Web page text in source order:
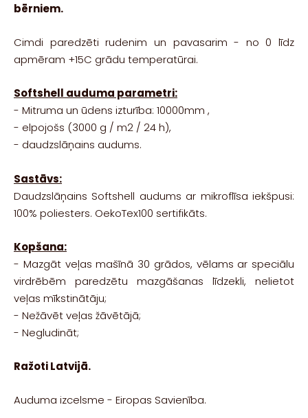
bērniem.
Cimdi paredzēti rudenim un pavasarim - no 0 līdz
apmēram +15C grādu temperatūrai.
Softshell auduma parametri:
- Mitruma un ūdens izturība: 10000mm ,
- elpojošs (3000 g / m2 / 24 h),
- daudzslāņains audums.
Sastāvs:
Daudzslāņains Softshell audums ar mikroflīsa iekšpusi:
100% poliesters. OekoTex100 sertifikāts.
Kopšana:
- Mazgāt veļas mašīnā 30 grādos, vēlams ar speciālu
virdrēbēm paredzētu mazgāšanas līdzekli, nelietot
veļas mīkstinātāju;
- Nežāvēt veļas žāvētājā;
- Negludināt;
Ražoti Latvijā.
Auduma izcelsme - Eiropas Savienība.